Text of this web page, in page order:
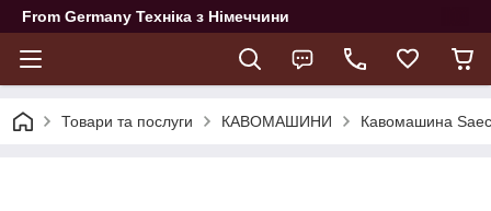
From Germany Техніка з Німеччини
Товари та послуги КАВОМАШИНИ Кавомашина